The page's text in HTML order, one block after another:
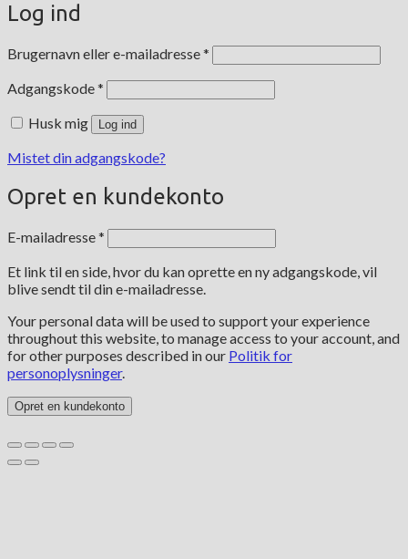
Log ind
Brugernavn eller e-mailadresse* Påkrævet
Adgangskode* Påkrævet
Husk mig Log ind
Mistet din adgangskode?
Opret en kundekonto
E-mailadresse* Påkrævet
Et link til en side, hvor du kan oprette en ny adgangskode, vil
blive sendt til din e-mailadresse.
Your personal data will be used to support your experience
throughout this website, to manage access to your account, and
for other purposes described in our Politik for
personoplysninger.
Opret en kundekonto